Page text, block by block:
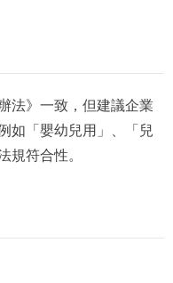
法》一致，但建議企業
如「嬰幼兒用」、「兒
規符合性。